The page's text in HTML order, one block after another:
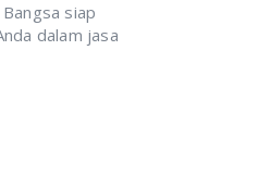
siap
dalam jasa